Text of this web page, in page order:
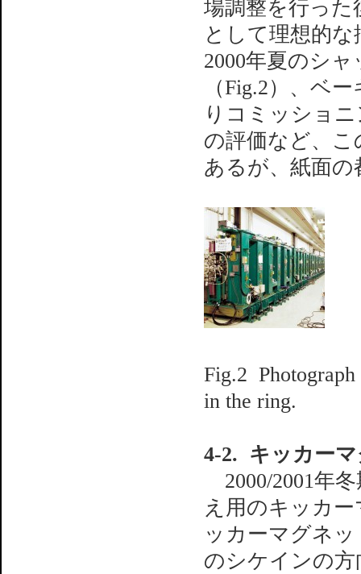
場調整を行った
として理想的
2000年夏のシ
（Fig.2）、ベ
りコミッショ
の評価など、
あるが、紙面
Fig.2
in the ring.
4-2. キッカーマ
2000/2001年
え用のキッカ
ッカーマグネ
のシケインの